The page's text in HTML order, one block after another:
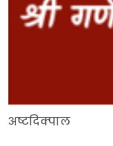
अष्टदिक्पाल